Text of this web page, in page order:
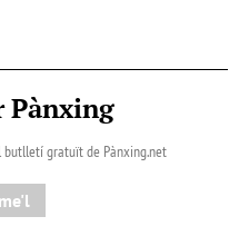
Pànxing
gratuït de Pànxing.net​